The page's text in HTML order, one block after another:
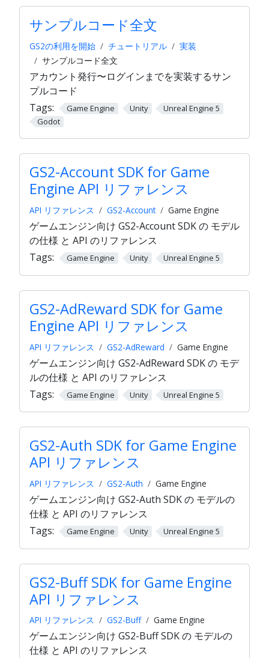
サンプルコード全文
GS2の利用を開始 チュートリアル
実装
サンプルコード全文
アカウント発行〜ログインまでを実装するサン
プルコード
Tags:
Game Engine Unity
Unreal Engine 5
Godot
GS2-Account SDK for Game
Engine API リファレンス
API リファレンス GS2-Account Game Engine
ゲームエンジン向け GS2-Account SDK の モデル
の仕様 と API のリファレンス
Tags:
Game Engine Unity Unreal Engine 5
GS2-AdReward SDK for Game
Engine API リファレンス
API リファレンス GS2-AdReward Game Engine
ゲームエンジン向け GS2-AdReward SDK の モデ
ルの仕様 と API のリファレンス
Tags:
Game Engine Unity Unreal Engine 5
GS2-Auth SDK for Game Engine
API リファレンス
API リファレンス GS2-Auth Game Engine
ゲームエンジン向け GS2-Auth SDK の モデルの
仕様 と API のリファレンス
Tags:
Game Engine Unity Unreal Engine 5
GS2-Buff SDK for Game Engine
API リファレンス
API リファレンス GS2-Buff Game Engine
ゲームエンジン向け GS2-Buff SDK の モデルの
仕様 と API のリファレンス